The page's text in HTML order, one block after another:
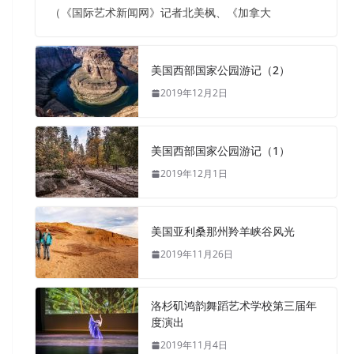
（《国际艺术新闻网》记者北美枫、《加拿大
美国西部国家公园游记（2）
2019年12月2日
美国西部国家公园游记（1）
2019年12月1日
美国亚利桑那州羚羊峡谷风光
2019年11月26日
洛杉矶鸿韵舞蹈艺术学校第三届年
度演出
2019年11月4日